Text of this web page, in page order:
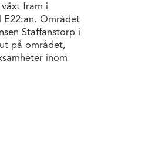
växt fram i
E22:an. Området
Staffanstorp i
på området,
inom